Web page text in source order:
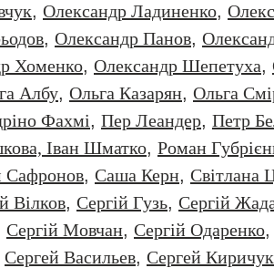
, Олександр Ладиненко,
, Олександр Панов,
Хоменко, Олександр Шепетуха,
Албу, Ольга Казарян, Ольга
Фахмі, Пер Леандер, Петр
Іван Шматко, Роман
Сафронов, Саша Керн, Світлана
Вілков, Сергій Гузь, Сергій
Сергій Мовчан, Сергій Одаренко
Сергей Васильев, Сергей Киричук